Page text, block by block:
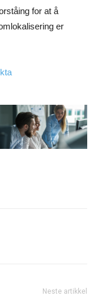
for at å
er
Neste artikkel